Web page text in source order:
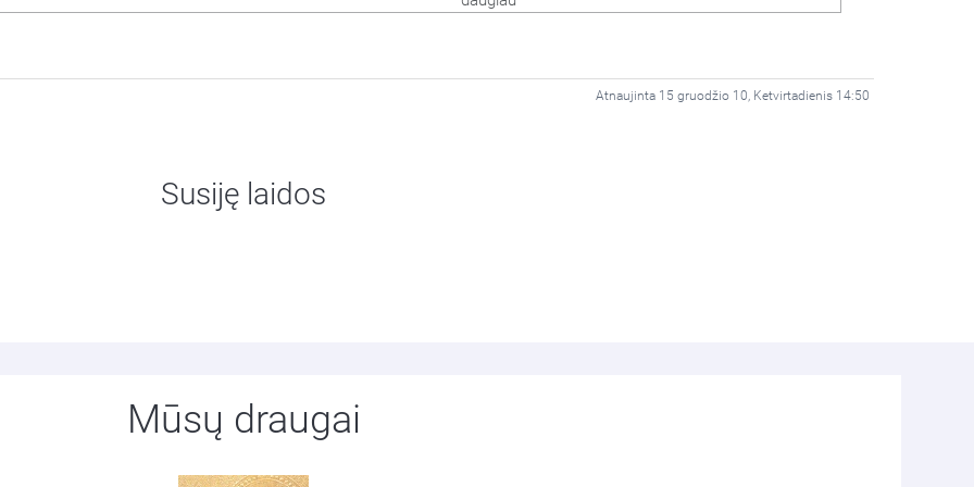
Atnaujinta 15 gruodžio 10, Ketvirtadienis 14:50
Susiję laidos
Mūsų draugai